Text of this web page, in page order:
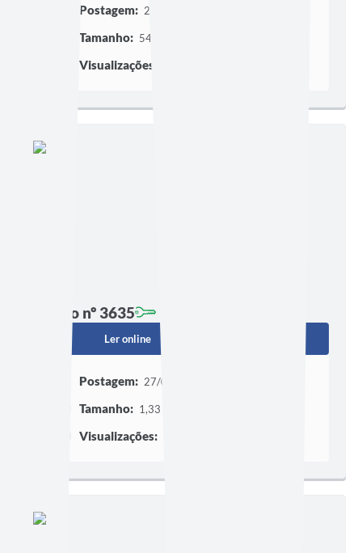
Postagem: 28/07/2026 às 13h53
Tamanho: 545,52 KB | 9 páginas
Visualizações:
Edição nº 3635
Ler online
Postagem: 27/07/2026 às 15h34
Tamanho: 1,33 MB | 68 páginas
Visualizações: